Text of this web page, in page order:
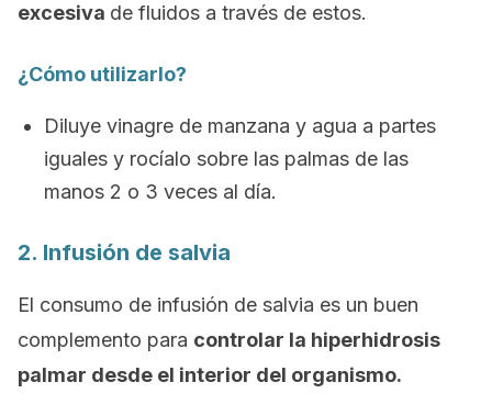
excesiva de fluidos a través de estos.
¿Cómo utilizarlo?
Diluye vinagre de manzana y agua a partes
iguales y rocíalo sobre las palmas de las
manos 2 o 3 veces al día.
2. Infusión de salvia
El consumo de infusión de salvia es un buen
complemento para controlar la hiperhidrosis
palmar desde el interior del organismo.